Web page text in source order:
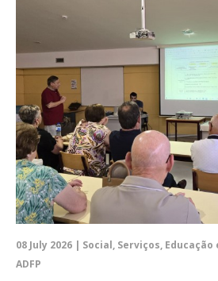
08 July 2026 | Social, Serviços,
ADFP